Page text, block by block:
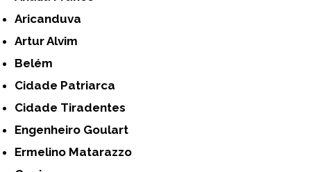
Aricanduva
Artur Alvim
Belém
Cidade Patriarca
Cidade Tiradentes
Engenheiro Goulart
Ermelino Matarazzo